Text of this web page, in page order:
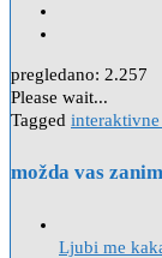
pregledano: 2.257
Please wait...
Tagged
možda vas
Ljubi me